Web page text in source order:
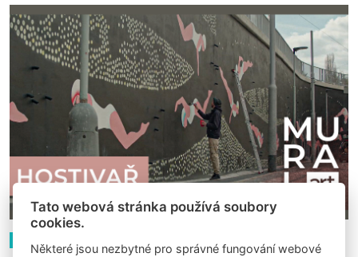
Tato webová stránka používá soubory
cookies.
Některé jsou nezbytné pro správné fungování webové